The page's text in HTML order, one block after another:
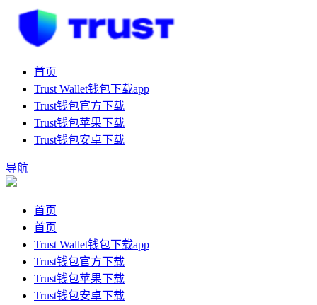
首页
Trust Wallet钱包下载app
Trust钱包官方下载
Trust钱包苹果下载
Trust钱包安卓下载
导航
首页
首页
Trust Wallet钱包下载app
Trust钱包官方下载
Trust钱包苹果下载
Trust钱包安卓下载